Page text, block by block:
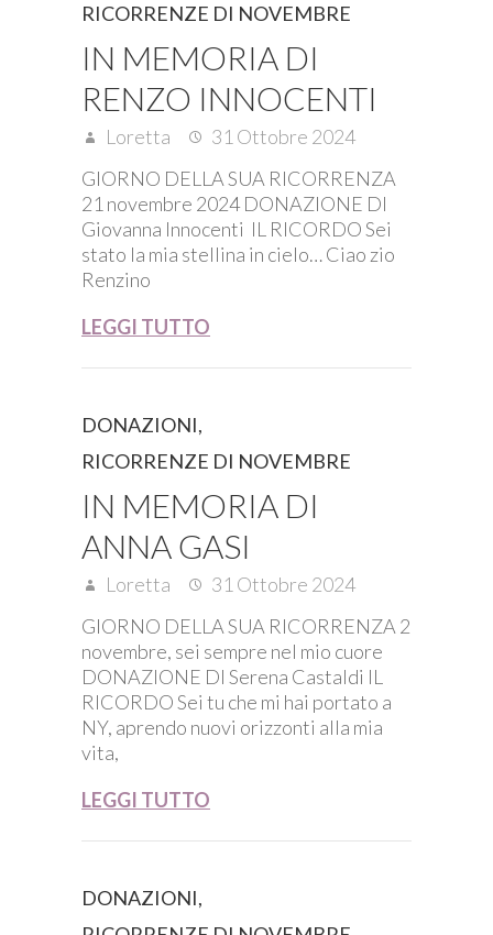
RICORRENZE DI NOVEMBRE
IN MEMORIA DI
RENZO INNOCENTI
Loretta
31 Ottobre 2024
GIORNO DELLA SUA RICORRENZA
21 novembre 2024 DONAZIONE DI
Giovanna Innocenti IL RICORDO Sei
stato la mia stellina in cielo… Ciao zio
Renzino
LEGGI TUTTO
DONAZIONI,
RICORRENZE DI NOVEMBRE
IN MEMORIA DI
ANNA GASI
Loretta
31 Ottobre 2024
GIORNO DELLA SUA RICORRENZA 2
novembre, sei sempre nel mio cuore
DONAZIONE DI Serena Castaldi IL
RICORDO Sei tu che mi hai portato a
NY, aprendo nuovi orizzonti alla mia
vita,
LEGGI TUTTO
DONAZIONI,